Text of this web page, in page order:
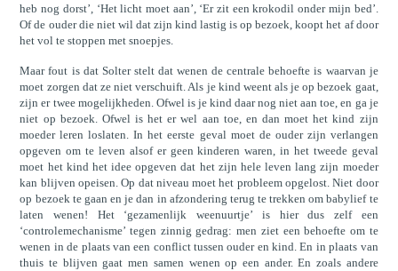
heb nog dorst’, ‘Het licht moet aan’, ‘Er zit een krokodil onder mijn bed’.
Of de ouder die niet wil dat zijn kind lastig is op bezoek, koopt het af door
het vol te stoppen met snoepjes.
Maar fout is dat Solter stelt dat wenen de centrale behoefte is waarvan je
moet zorgen dat ze niet verschuift. Als je kind weent als je op bezoek gaat,
zijn er twee mogelijkheden. Ofwel is je kind daar nog niet aan toe, en ga je
niet op bezoek. Ofwel is het er wel aan toe, en dan moet het kind zijn
moeder leren loslaten. In het eerste geval moet de ouder zijn verlangen
opgeven om te leven alsof er geen kinderen waren, in het tweede geval
moet het kind het idee opgeven dat het zijn hele leven lang zijn moeder
kan blijven opeisen. Op dat niveau moet het probleem opgelost. Niet door
op bezoek te gaan en je dan in afzondering terug te trekken om babylief te
laten wenen! Het ‘gezamenlijk weenuurtje’ is hier dus zelf een
‘controlemechanisme’ tegen zinnig gedrag: men ziet een behoefte om te
wenen in de plaats van een conflict tussen ouder en kind. En in plaats van
thuis te blijven gaat men samen wenen op een ander. En zoals andere